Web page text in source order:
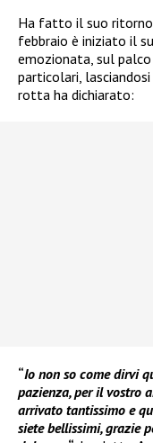
Ha fatto il suo
febbraio è iniziato il
emozionata, sul
particolari,
rotta ha dichiarato:
“Io non so come dirvi
pazienza, per il vostro
arrivato tantissimo e
siete bellissimi, grazie